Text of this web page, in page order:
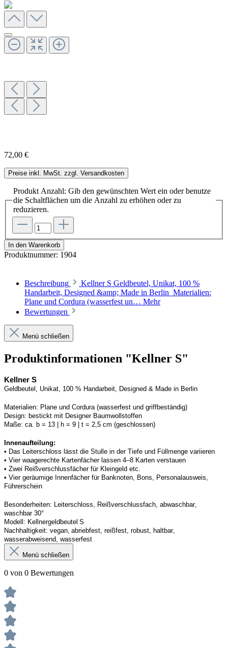
72,00 €
Preise inkl. MwSt. zzgl. Versandkosten
Produkt Anzahl: Gib den gewünschten Wert ein oder benutze
die Schaltflächen um die Anzahl zu erhöhen oder zu
reduzieren.
In den Warenkorb
Produktnummer: 1904
Beschreibung
Kellner S Geldbeutel, Unikat, 100 %
Handarbeit, Designed &amp; Made in Berlin Materialien:
Plane und Cordura (wasserfest un… Mehr
Bewertungen
Menü schließen
Produktinformationen "Kellner S"
Kellner S
Geldbeutel, Unikat, 100 % Handarbeit, Designed & Made in Berlin
Materialien: Plane und Cordura (wasserfest und griffbeständig)
Design: bestickt mit Designer Baumwollstoffen
Maße: ca. b = 13 | h = 9 | t = 2,5 cm (geschlossen)
Innenaufteilung:
• Das Leiterschloss lässt die Stulle in der Tiefe und Füllmenge variieren
• Vier waagerechte Kartenfächer lassen 4–8 Karten verstauen
• Zwei Reißverschlussfächer für Kleingeld etc.
• Vier geräumige Innenfächer für Banknoten, Bons, Personalausweis,
Führerschein
Besonderheiten: Leiterschloss, Reißverschlussfach, abwaschbar,
waschbar 30°
Modell: Kellnergeldbeutel S
Nachhaltigkeit: vegan, abriebfest, reißfest, robust, haltbar,
wasserabweisend, wasserfest
Menü schließen
0 von 0 Bewertungen